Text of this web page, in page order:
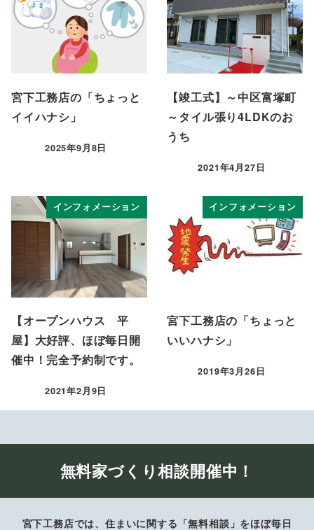
宮下工務店の「ちょっと
イイハナシ」
投稿日
2025年9月8日
【竣工式】～中区富塚町
～タイル張り4LDKのお
うち
投稿日
2021年4月27日
インフォメーション
【オープンハウス 平
屋】大好評、ほぼ毎日開
催中！完全予約制です。
投稿日
2021年2月9日
インフォメーション
宮下工務店の「ちょっと
いいハナシ」
投稿日
2019年3月26日
無料家づくり相談開催中！
宮下工務店では、住まいに関する「無料相談」をほぼ毎日